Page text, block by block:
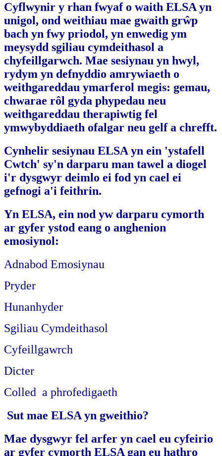
Cyflwynir y rhan fwyaf o waith ELSA yn
unigol, ond weithiau mae gwaith grŵp
bach yn fwy priodol, yn enwedig ym
meysydd sgiliau cymdeithasol a
chyfeillgarwch. Mae sesiynau yn hwyl,
rydym yn defnyddio amrywiaeth o
weithgareddau ymarferol megis: gemau,
chwarae rôl gyda phypedau neu
weithgareddau therapiwtig fel
ymwybyddiaeth ofalgar neu gelf a chrefft.
Cynhelir sesiynau ELSA yn ein 'ystafell
Cwtch' sy'n darparu man tawel a diogel
i'r dysgwyr deimlo ei fod yn cael ei
gefnogi a'i feithrin.
Yn ELSA, ein nod yw darparu cymorth
ar gyfer ystod eang o anghenion
emosiynol:
Adnabod Emosiynau
Pryder
Hunanhyder
Sgiliau Cymdeithasol
Cyfeillgawrch
Dicter
Colled a phrofedigaeth
Sut mae ELSA yn gweithio?
Mae dysgwyr fel arfer yn cael eu cyfeirio
ar gyfer cymorth ELSA gan eu hathro